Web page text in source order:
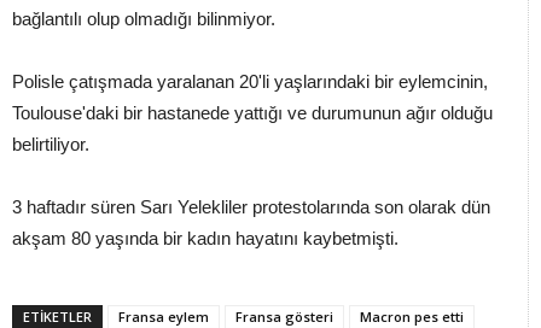
bağlantılı olup olmadığı bilinmiyor.
Polisle çatışmada yaralanan 20'li yaşlarındaki bir eylemcinin,
Toulouse'daki bir hastanede yattığı ve durumunun ağır olduğu
belirtiliyor.
3 haftadır süren Sarı Yelekliler protestolarında son olarak dün
akşam 80 yaşında bir kadın hayatını kaybetmişti.
ETİKETLER Fransa eylem Fransa gösteri Macron pes etti